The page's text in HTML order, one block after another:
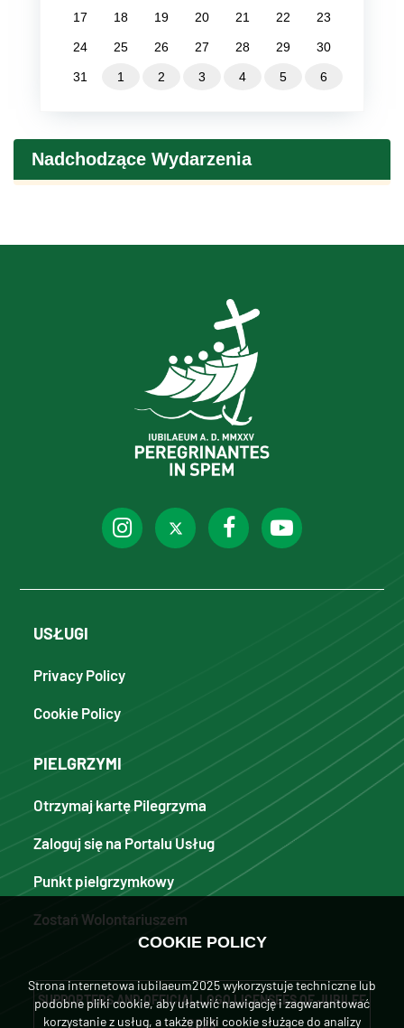
17 18 19 20 21 22 23
24 25 26 27 28 29 30
31 1 2 3 4 5 6
Nadchodzące Wydarzenia
USŁUGI
Privacy Policy
Cookie Policy
PIELGRZYMI
Otrzymaj kartę Pilegrzyma
Zaloguj się na Portalu Usług
Punkt pielgrzymkowy
Zostań Wolontariuszem
SUPPORTERS AND OFFICIAL LOGO LICENSEES OF JUBILEE
2025
COOKIE POLICY
Strona internetowa iubilaeum2025 wykorzystuje techniczne lub
podobne pliki cookie, aby ułatwić nawigację i zagwarantować
korzystanie z usług, a także pliki cookie służące do analizy